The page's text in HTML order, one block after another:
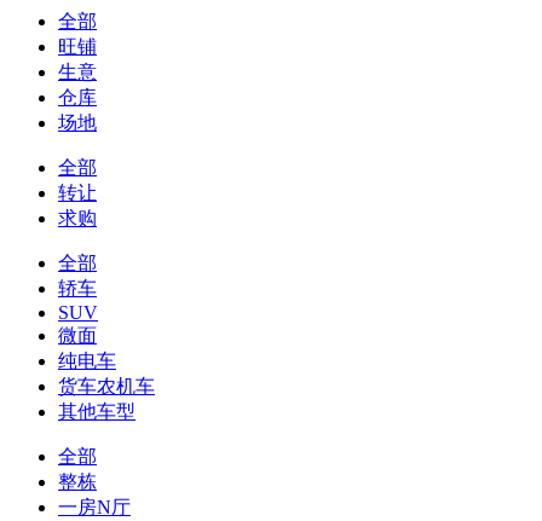
全部
旺铺
生意
仓库
场地
全部
转让
求购
全部
轿车
SUV
微面
纯电车
货车农机车
其他车型
全部
整栋
一房N厅